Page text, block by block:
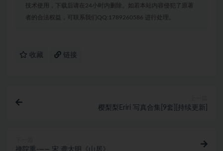
技术使用，下载后请在24小时内删除。如若本站内容侵犯了原著
者的合法权益，可联系我们QQ:1789260586 进行处理。
收藏 链接
樱梨梨Eriri 写真合集[9套][持续更新]
禅院熏-—— 宋 龚大明《山居》